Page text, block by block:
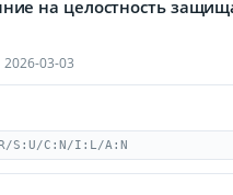
на целостность
2026-03-03
S:U/C:N/I:L/A:N